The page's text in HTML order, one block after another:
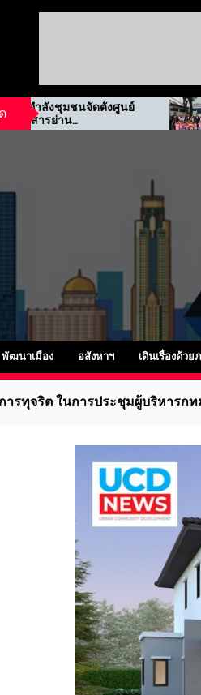
นจัดตั้งศูนย์
“เจ้า
แห่งส
ไทย-เ
พัฒนาเมือง อสังหาฯ เดินเรื่องด้วย
ารทุจริต ในการประชุมผู้บริหารก